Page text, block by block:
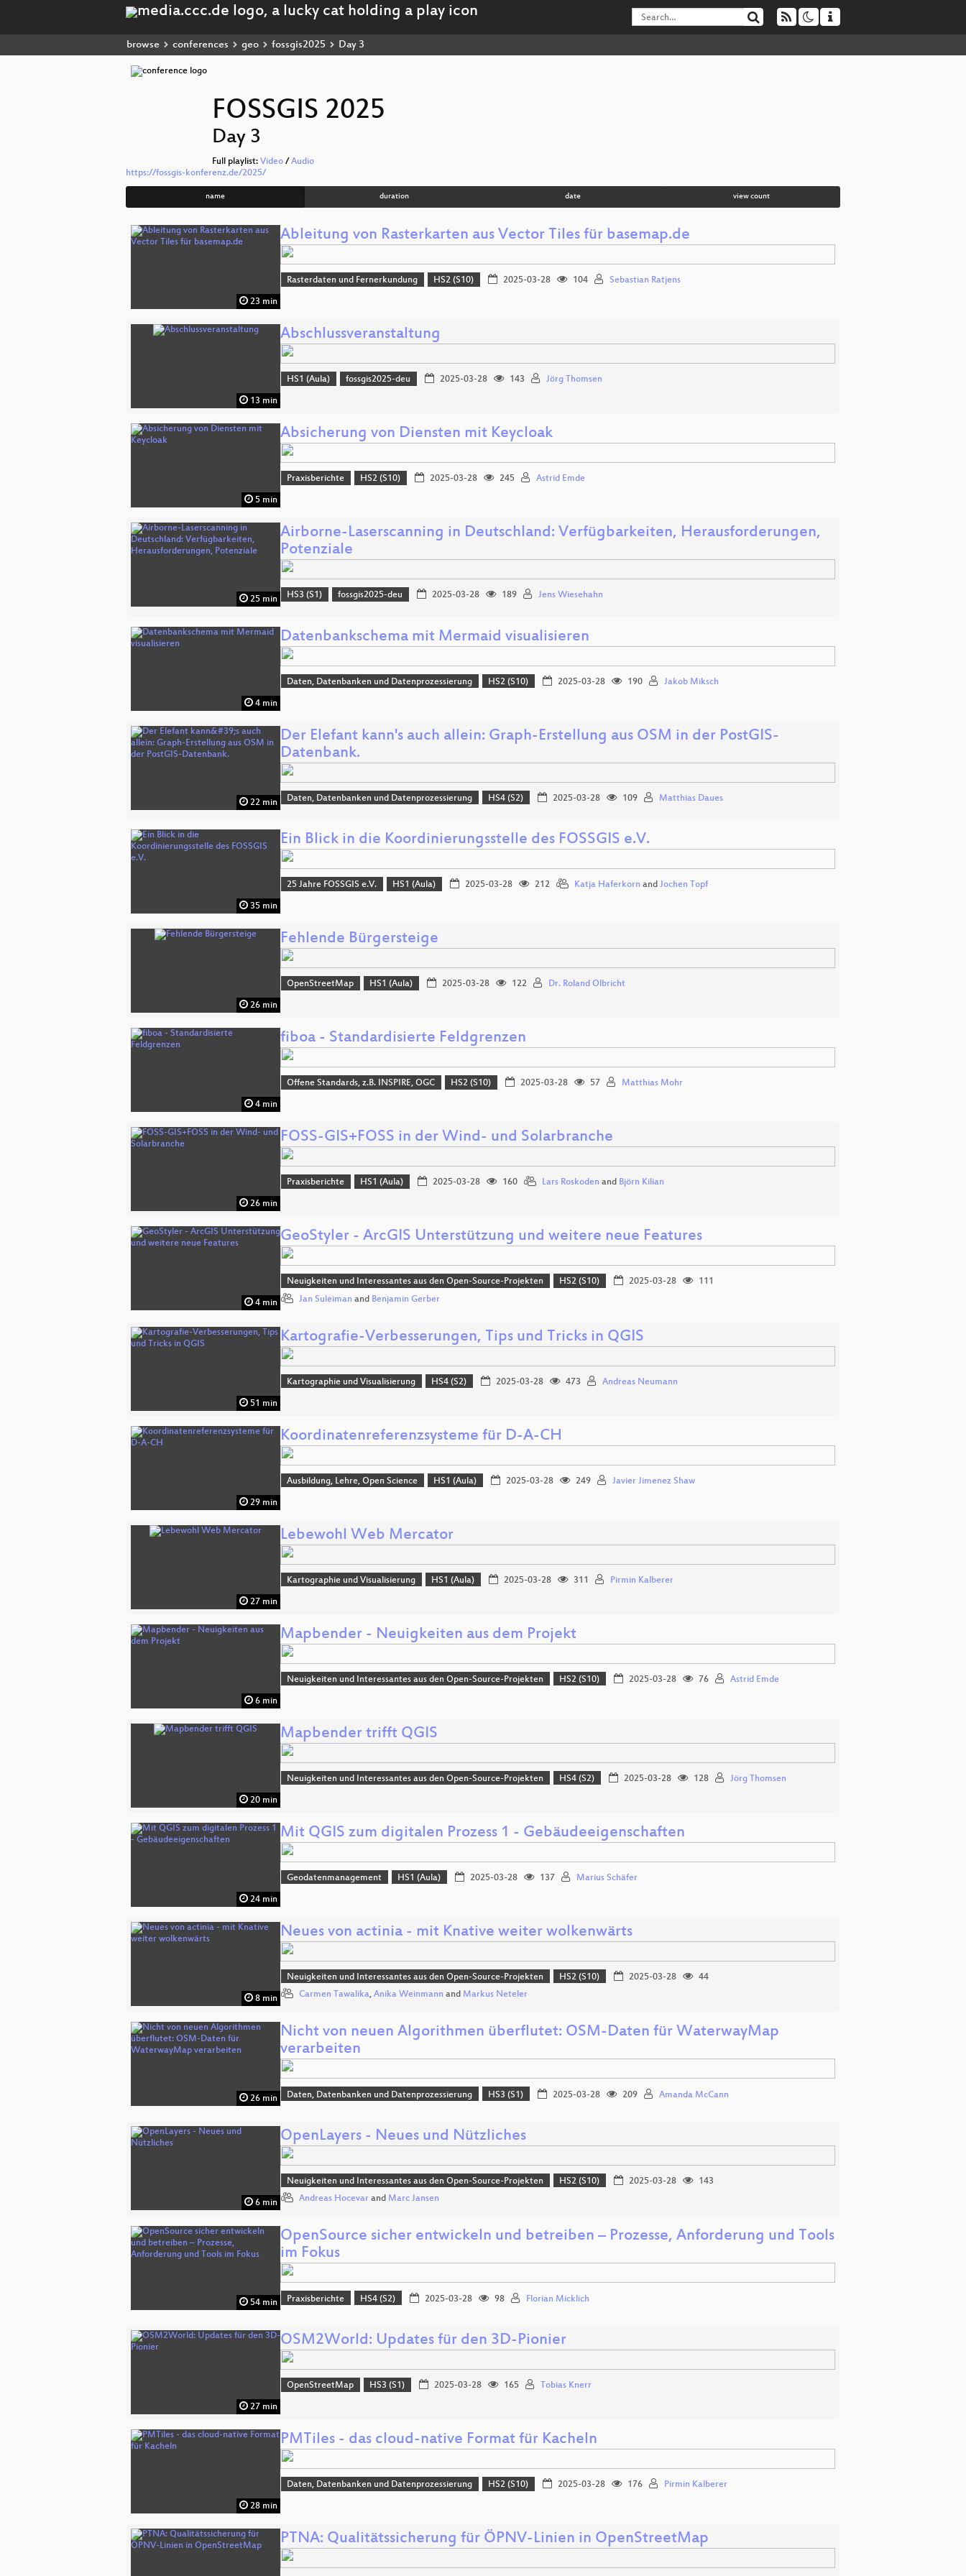
browse conferences geo fossgis2025 Day 3
FOSSGIS 2025
Day 3
Full playlist: Video / Audio
https://fossgis-konferenz.de/2025/
name duration date view count
23 min
Ableitung von Rasterkarten aus Vector Tiles für basemap.de
Rasterdaten und Fernerkundung HS2 (S10) 2025-03-28 104 Sebastian Ratjens
13 min
Abschlussveranstaltung
HS1 (Aula) fossgis2025-deu 2025-03-28 143 Jörg Thomsen
5 min
Absicherung von Diensten mit Keycloak
Praxisberichte HS2 (S10) 2025-03-28 245 Astrid Emde
25 min
Airborne-Laserscanning in Deutschland: Verfügbarkeiten, Herausforderungen,
Potenziale
HS3 (S1) fossgis2025-deu 2025-03-28 189 Jens Wiesehahn
4 min
Datenbankschema mit Mermaid visualisieren
Daten, Datenbanken und Datenprozessierung HS2 (S10) 2025-03-28 190 Jakob Miksch
22 min
Der Elefant kann's auch allein: Graph-Erstellung aus OSM in der PostGIS-
Datenbank.
Daten, Datenbanken und Datenprozessierung HS4 (S2) 2025-03-28 109 Matthias Daues
35 min
Ein Blick in die Koordinierungsstelle des FOSSGIS e.V.
25 Jahre FOSSGIS e.V. HS1 (Aula) 2025-03-28 212 Katja Haferkorn and Jochen Topf
26 min
Fehlende Bürgersteige
OpenStreetMap HS1 (Aula) 2025-03-28 122 Dr. Roland Olbricht
4 min
fiboa - Standardisierte Feldgrenzen
Offene Standards, z.B. INSPIRE, OGC HS2 (S10) 2025-03-28 57 Matthias Mohr
26 min
FOSS-GIS+FOSS in der Wind- und Solarbranche
Praxisberichte HS1 (Aula) 2025-03-28 160 Lars Roskoden and Björn Kilian
4 min
GeoStyler - ArcGIS Unterstützung und weitere neue Features
Neuigkeiten und Interessantes aus den Open-Source-Projekten HS2 (S10) 2025-03-28
111
Jan Suleiman and Benjamin Gerber
51 min
Kartografie-Verbesserungen, Tips und Tricks in QGIS
Kartographie und Visualisierung HS4 (S2) 2025-03-28 473 Andreas Neumann
29 min
Koordinatenreferenzsysteme für D-A-CH
Ausbildung, Lehre, Open Science HS1 (Aula) 2025-03-28 249 Javier Jimenez Shaw
27 min
Lebewohl Web Mercator
Kartographie und Visualisierung HS1 (Aula) 2025-03-28 311 Pirmin Kalberer
6 min
Mapbender - Neuigkeiten aus dem Projekt
Neuigkeiten und Interessantes aus den Open-Source-Projekten HS2 (S10) 2025-03-28 76 Astrid Emde
20 min
Mapbender trifft QGIS
Neuigkeiten und Interessantes aus den Open-Source-Projekten HS4 (S2) 2025-03-28 128 Jörg Thomsen
24 min
Mit QGIS zum digitalen Prozess 1 - Gebäudeeigenschaften
Geodatenmanagement HS1 (Aula) 2025-03-28 137 Marius Schäfer
8 min
Neues von actinia - mit Knative weiter wolkenwärts
Neuigkeiten und Interessantes aus den Open-Source-Projekten HS2 (S10) 2025-03-28
44
Carmen Tawalika, Anika Weinmann and Markus Neteler
26 min
Nicht von neuen Algorithmen überflutet: OSM-Daten für WaterwayMap
verarbeiten
Daten, Datenbanken und Datenprozessierung HS3 (S1) 2025-03-28 209 Amanda McCann
6 min
OpenLayers - Neues und Nützliches
Neuigkeiten und Interessantes aus den Open-Source-Projekten HS2 (S10) 2025-03-28
143
Andreas Hocevar and Marc Jansen
54 min
OpenSource sicher entwickeln und betreiben – Prozesse, Anforderung und Tools
im Fokus
Praxisberichte HS4 (S2) 2025-03-28 98 Florian Micklich
27 min
OSM2World: Updates für den 3D-Pionier
OpenStreetMap HS3 (S1) 2025-03-28 165 Tobias Knerr
28 min
PMTiles - das cloud-native Format für Kacheln
Daten, Datenbanken und Datenprozessierung HS2 (S10) 2025-03-28 176 Pirmin Kalberer
PTNA: Qualitätssicherung für ÖPNV-Linien in OpenStreetMap